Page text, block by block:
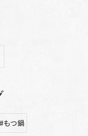
#もつ鍋